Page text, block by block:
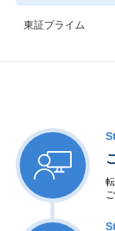
東証プライム